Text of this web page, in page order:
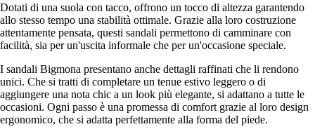
Dotati di una suola con tacco, offrono un tocco di altezza garantendo
allo stesso tempo una stabilità ottimale. Grazie alla loro costruzione
attentamente pensata, questi sandali permettono di camminare con
facilità, sia per un'uscita informale che per un'occasione speciale.
I sandali Bigmona presentano anche dettagli raffinati che li rendono
unici. Che si tratti di completare un tenue estivo leggero o di
aggiungere una nota chic a un look più elegante, si adattano a tutte le
occasioni. Ogni passo è una promessa di comfort grazie al loro design
ergonomico, che si adatta perfettamente alla forma del piede.